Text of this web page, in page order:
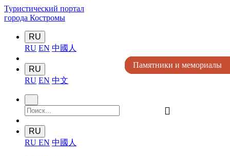
Туристический портал
города Костромы
RU
RU EN 中國人
RU
RU EN 中文
󰍉
RU
RU EN 中國人
Памятники и мемориалы
Памятники и мемориалы
Памятники и мемориалы
Памятники и мемориалы
Памятники и мемориалы